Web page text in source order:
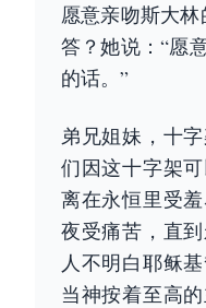
愿意亲吻斯大
答？她说：“愿
的话。”
弟兄姐妹，十
们因这十字架
离在永恒里受
夜受痛苦，直
人不明白耶稣
当神按着至高